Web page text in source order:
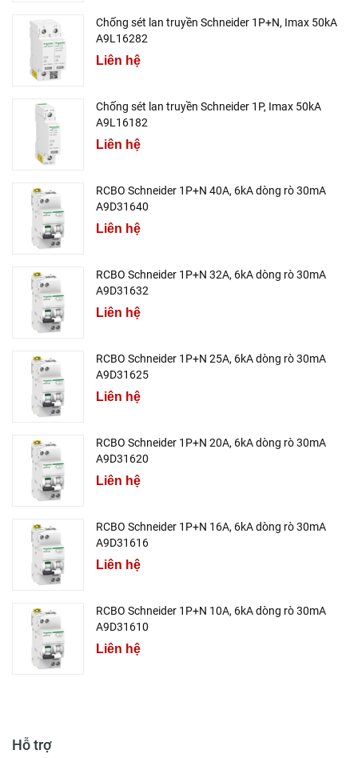
Chống sét lan truyền Schneider 1P+N, Imax 50kA
A9L16282
Liên hệ
Chống sét lan truyền Schneider 1P, Imax 50kA
A9L16182
Liên hệ
RCBO Schneider 1P+N 40A, 6kA dòng rò 30mA
A9D31640
Liên hệ
RCBO Schneider 1P+N 32A, 6kA dòng rò 30mA
A9D31632
Liên hệ
RCBO Schneider 1P+N 25A, 6kA dòng rò 30mA
A9D31625
Liên hệ
RCBO Schneider 1P+N 20A, 6kA dòng rò 30mA
A9D31620
Liên hệ
RCBO Schneider 1P+N 16A, 6kA dòng rò 30mA
A9D31616
Liên hệ
RCBO Schneider 1P+N 10A, 6kA dòng rò 30mA
A9D31610
Liên hệ
Hỗ trợ